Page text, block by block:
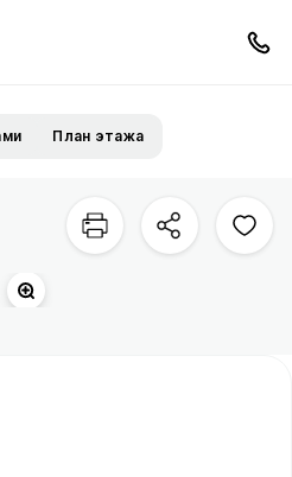
План этажа